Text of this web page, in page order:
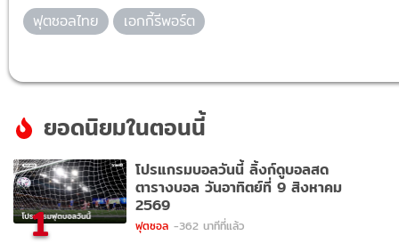
ฟุตซอลไทย
เอกกี้รีพอร์ต
ยอดนิยมในตอนนี้
1
โปรแกรมบอลวันนี้ ลิ้งก์ดูบอลสด
ตารางบอล วันอาทิตย์ที่ 9 สิงหาคม
2569
ฟุตซอล -362 นาทีที่แล้ว